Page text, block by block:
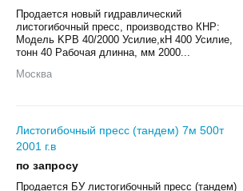
Продается новый гидравлический
листогибочный пресс, производство КНР:
Модель KPB 40/2000 Усилие,кН 400 Усилие,
тонн 40 Рабочая длинна, мм 2000...
Москва
Листогибочный пресс (тандем) 7м 500т
2001 г.в
по запросу
Продается БУ листогибочный пресс (тандем)